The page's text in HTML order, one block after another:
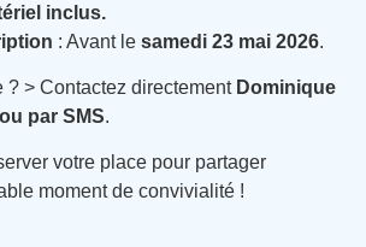
inclus.
: Avant le samedi 23 mai 2026.
? > Contactez directement Dominique
par SMS.
votre place pour partager
moment de convivialité !